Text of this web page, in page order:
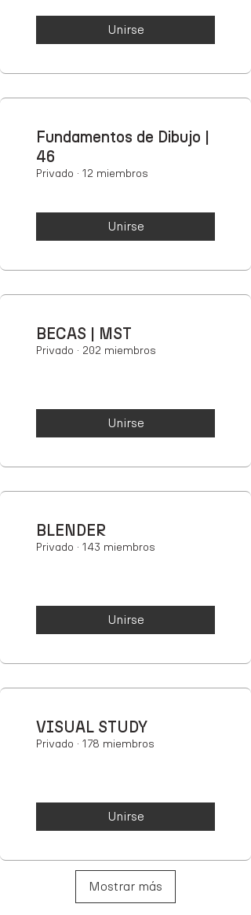
Unirse
Fundamentos de Dibujo |
46
Privado · 12 miembros
Unirse
BECAS | MST
Privado · 202 miembros
Unirse
BLENDER
Privado · 143 miembros
Unirse
VISUAL STUDY
Privado · 178 miembros
Unirse
Mostrar más